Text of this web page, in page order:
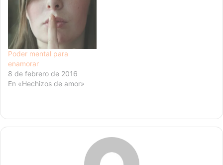
Poder mental para
enamorar
8 de febrero de 2016
En «Hechizos de amor»